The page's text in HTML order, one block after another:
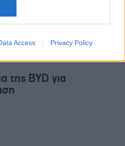
Access Privacy Policy
της BYD για